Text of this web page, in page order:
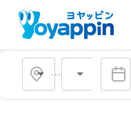
会場タイプ